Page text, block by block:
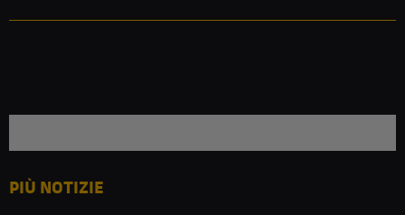
PIÙ NOTIZIE